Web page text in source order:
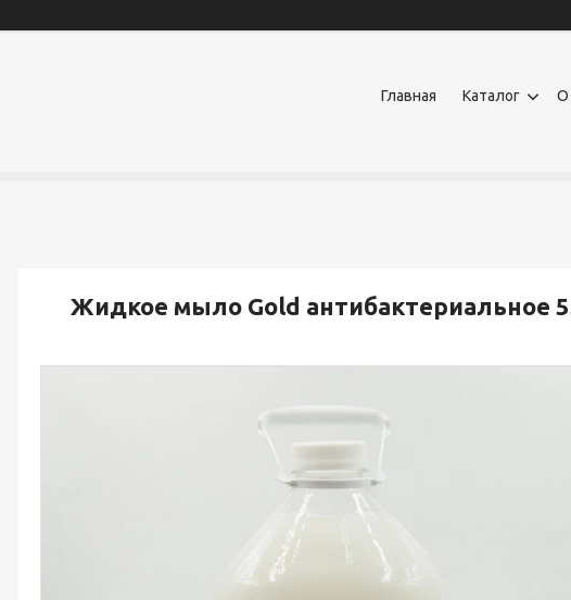
Главная Каталог О
Жидкое мыло Gold антибактериальное